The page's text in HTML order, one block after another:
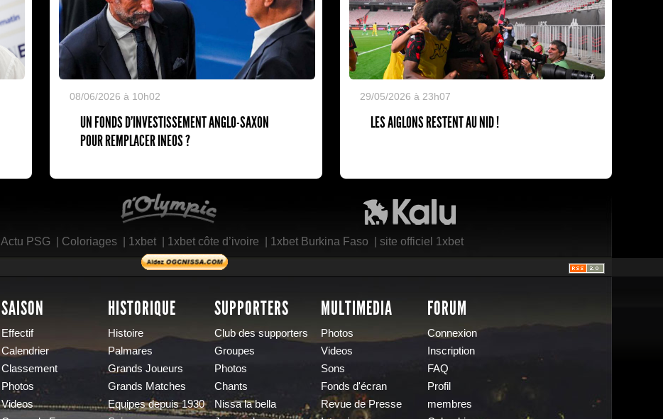
08/06/2026 à 10h02
UN FONDS D'INVESTISSEMENT ANGLO-SAXON
POUR REMPLACER INEOS ?
29/05/2026 à 23h07
LES AIGLONS RESTENT AU NID !
Actu PSG| Coloriages| 1xbet| 1xbet côte d’ivoire 1xbet Burkina Faso site officiel 1xbet
SAISON
Effectif
Calendrier
Classement
Photos
Videos
HISTORIQUE
Histoire
Palmares
Grands Joueurs
Grands Matches
Equipes depuis 1930
SUPPORTERS
Club des supporters
Groupes
Photos
Chants
Nissa la bella
MULTIMEDIA
Photos
Videos
Sons
Fonds d'écran
Revue de Presse
FORUM
Connexion
Inscription
FAQ
Profil
membres